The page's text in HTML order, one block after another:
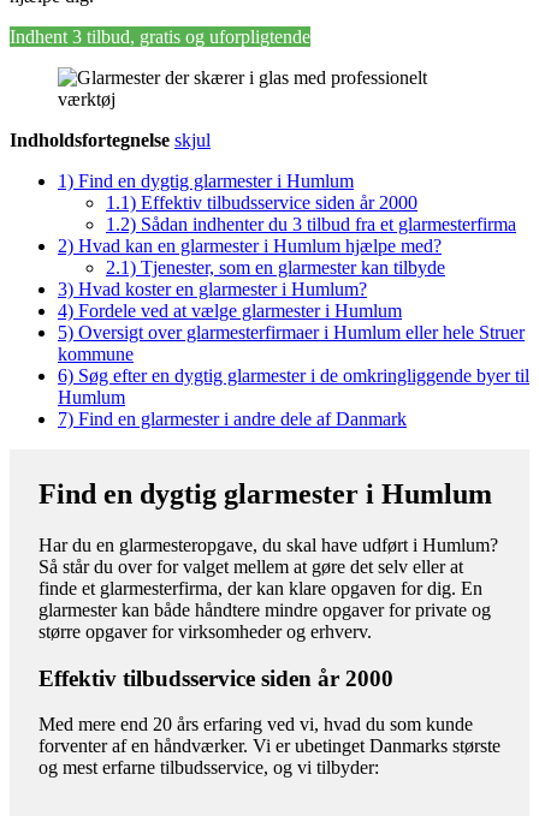
Indhent 3 tilbud, gratis og uforpligtende
Indholdsfortegnelse skjul
1) Find en dygtig glarmester i Humlum
1.1) Effektiv tilbudsservice siden år 2000
1.2) Sådan indhenter du 3 tilbud fra et glarmesterfirma
2) Hvad kan en glarmester i Humlum hjælpe med?
2.1) Tjenester, som en glarmester kan tilbyde
3) Hvad koster en glarmester i Humlum?
4) Fordele ved at vælge glarmester i Humlum
5) Oversigt over glarmesterfirmaer i Humlum eller hele Struer
kommune
6) Søg efter en dygtig glarmester i de omkringliggende byer til
Humlum
7) Find en glarmester i andre dele af Danmark
Find en dygtig glarmester i Humlum
Har du en glarmesteropgave, du skal have udført i Humlum?
Så står du over for valget mellem at gøre det selv eller at
finde et glarmesterfirma, der kan klare opgaven for dig. En
glarmester kan både håndtere mindre opgaver for private og
større opgaver for virksomheder og erhverv.
Effektiv tilbudsservice siden år 2000
Med mere end 20 års erfaring ved vi, hvad du som kunde
forventer af en håndværker. Vi er ubetinget Danmarks største
og mest erfarne tilbudsservice, og vi tilbyder: